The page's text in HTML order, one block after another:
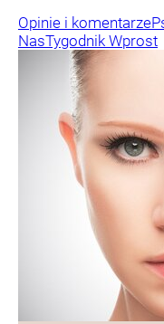
Opinie i komentarze
NasTygodnik Wprost